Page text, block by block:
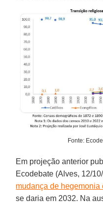
Fonte:
Em projeção anterior
Ecodebate (Alves, 12/
mudança de
se daria em 2032. Na